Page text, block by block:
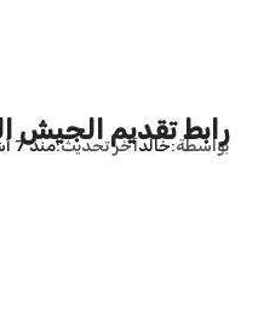
رابط تقديم الجيش
بواسطة خالدآخر تحديث منذ 7 أشهر